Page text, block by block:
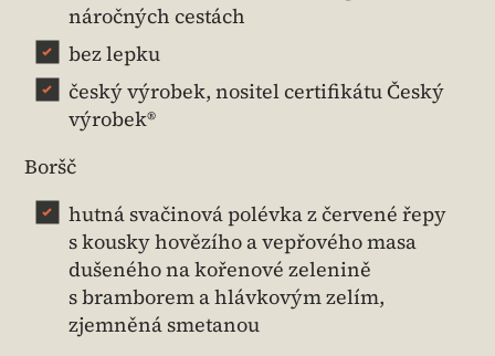
náročných cestách
bez lepku
český výrobek, nositel certifikátu Český
výrobek®
Boršč
hutná svačinová polévka z červené řepy
s kousky hovězího a vepřového masa
dušeného na kořenové zelenině
s bramborem a hlávkovým zelím,
zjemněná smetanou